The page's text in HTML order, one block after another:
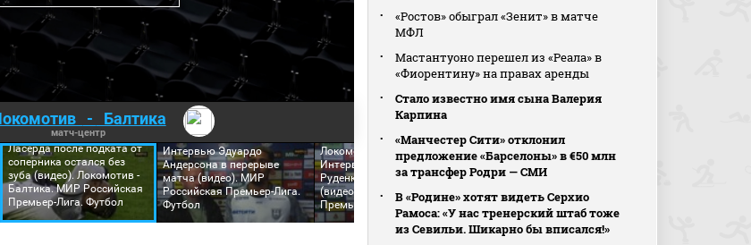
- Балтика
матч-центр
Ласерда после подката от
соперника остался без
зуба (видео). Локомотив -
Балтика. МИР Российская
Премьер-Лига. Футбол
Локомотив - Балтика.
Интервью Эдуардо
Андерсона в перерыве
матча (видео). МИР
Российская Премьер-Лига.
Футбол
Локомотив - Балтика.
Интервью Александра
Руденко в перерыве матча
(видео). МИР Российская
Премьер-Лига. Футбол
Локомотив - Балтика.
Интервью Зелимхана
Бакаева после матча
(видео). МИР Российская
Премьер-Лига. Футбол
«Ростов» обыграл «Зенит» в матче
МФЛ
Мастантуоно перешел из «Реала» в
«Фиорентину» на правах аренды
Стало известно имя сына Валерия
Карпина
«Манчестер Сити» отклонил
предложение «Барселоны» в €50 млн
за трансфер Родри — СМИ
В «Родине» хотят видеть Серхио
Рамоса: «У нас тренерский штаб тоже
из Севильи. Шикарно бы вписался!»